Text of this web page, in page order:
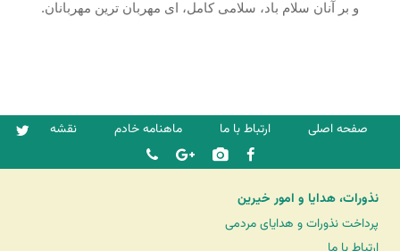
و بر آنان سلام باد، سلامى كامل، اى مهربان ترين مهربانان.
صفحه اصلی ارتباط با ما ماهنامه خادم نقشه
نذورات، هدایا و امور خیرین
پرداخت نذورات و هدایای مردمی